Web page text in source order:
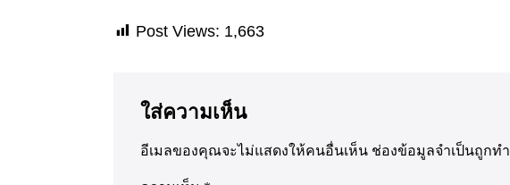
Post Views: 1,663
ใส่ความเห็น
อีเมลของคุณจะไม่แสดงให้คนอื่นเห็น ช่องข้อมูลจำเป็นถูกท